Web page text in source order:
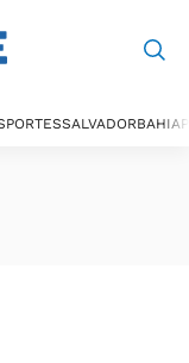
SALVADORBAHIA